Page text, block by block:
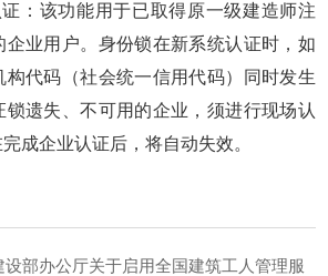
该功能用于已取得原一级建造师注
企业用户。身份锁在新系统认证时，如
构代码（社会统一信用代码）同时发生
遗失、不可用的企业，须进行现场认
成企业认证后，将自动失效。
设部办公厅关于启用全国建筑工人管理服